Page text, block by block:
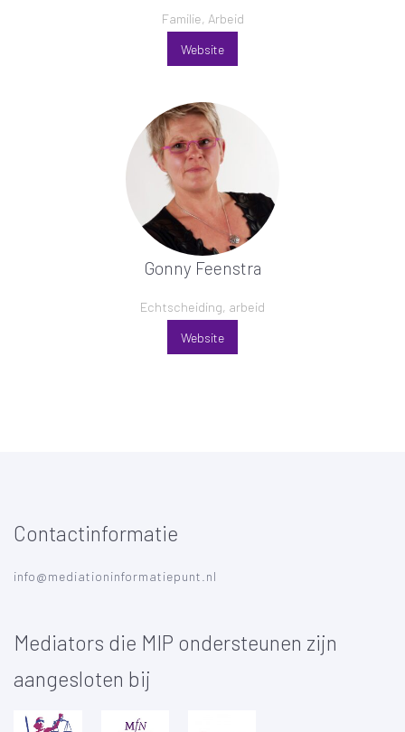
Familie, Arbeid
Website
Gonny Feenstra
Echtscheiding, arbeid
Website
Contactinformatie
info@mediationinformatiepunt.nl
Mediators die MIP ondersteunen zijn
aangesloten bij